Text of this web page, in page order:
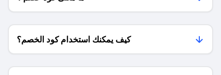
كيف يمكنك استخدام كود الخصم؟